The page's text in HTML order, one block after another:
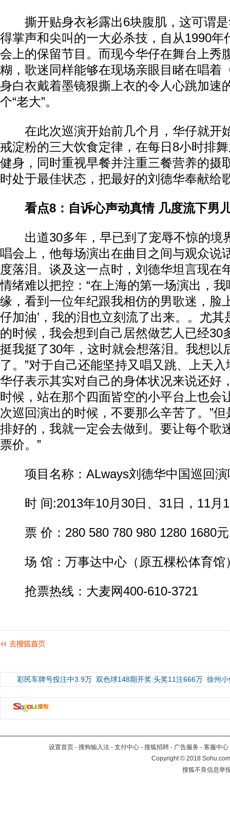
撕开贴身衣衫露出6块腹肌，这可谓是
得掌声和尖叫的一大必杀技，自从1990年
会上的保留节目。而现今华仔在舞台上秀
糊，歌迷同样能够在现场亲眼目睹在唱着
身白衣戴着墨镜狠撕上衣的令人心跳加速
个“老大”。
在此次巡演开始前几个月，华仔就开
戒淀粉的三大饮食定律，在每日8小时排
健身，同时重视早餐并注重三餐营养的摄
时处于最佳状态，把最好的刘德华奉献给
看点8：自诉心声动真情 几度流下男
出道30多年，早已到了宠辱不惊的境
唱会上，他每场演出在曲目之间与观众说
度落泪。谈及这一点时，刘德华坦言现在
情绪难以把控：“在上海的第一场演出，
缘，看到一位年纪跟我相仿的男歌迷，脸
仔加油’，我的泪也立刻流了出来。。尤
的时候，我会想到自己居然做艺人已经30
挺我挺了30年，这时就会想落泪。我想以
了。”对于自己还能坚持又唱又跳、上天
华仔表示其实对自己的身体状况来说还好
时候，站在那个四面皆空的小平台上也会
次巡回演出的时候，不要那么辛苦了。”
排好的，我就一定会去做到。要让每个歌
票价。”
项目名称：ALways刘德华中国巡回演
时 间:2013年10月30日、31日，11月1
票 价：280 580 780 980 1280 1680元
场 馆：万事达中心（原五棵松体育馆
抢票热线：大麦网400-610-3721
彩民车牌号投注中3.9万 双色球148期开奖:头奖11注666万 徐州
设置首页 - 搜狗输入法 - 支付中心 - 搜狐招聘 - 广告服务 - 客服中心
Copyright©2018
搜狐不良信息举